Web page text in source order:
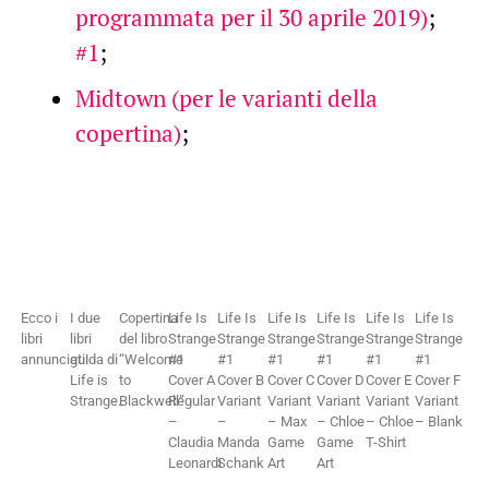
programmata per il 30 aprile 2019);
#1;
Midtown (per le varianti della
copertina);
Ecco i
libri
annunciati!
I due
libri
guida di
Life is
Strange.
Copertina
del libro
“Welcome
to
Blackwell”
Life Is
Strange
#1
Cover A
Regular
–
Claudia
Leonardi
Life Is
Strange
#1
Cover B
Variant
–
Manda
Schank
Life Is
Strange
#1
Cover C
Variant
– Max
Game
Art
Life Is
Strange
#1
Cover D
Variant
– Chloe
Game
Art
Life Is
Strange
#1
Cover E
Variant
– Chloe
T-Shirt
Life Is
Strange
#1
Cover F
Variant
– Blank